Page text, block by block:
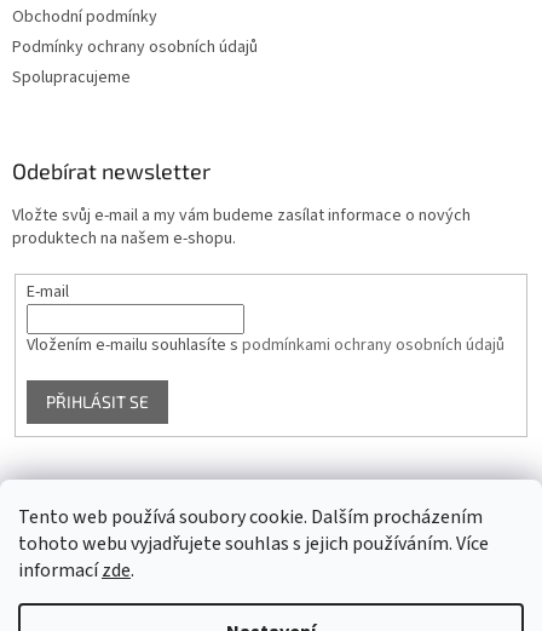
Tento web používá soubory cookie. Dalším procházením
tohoto webu vyjadřujete souhlas s jejich používáním. Více
informacízde.
Obchodní podmínky
Podmínky ochrany osobních údajů
Spolupracujeme
Odebírat newsletter
Vložte svůj e-mail a my vám budeme zasílat informace o nových
produktech na našem e-shopu.
E-mail
Vložením e-mailu souhlasíte s podmínkami ochrany osobních údajů
PŘIHLÁSIT SE
Facebook